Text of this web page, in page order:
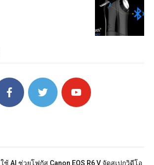
ใช้ AI ช่วยโฟกัส Canon EOS R6 V จัดสเปกวิดีโอ